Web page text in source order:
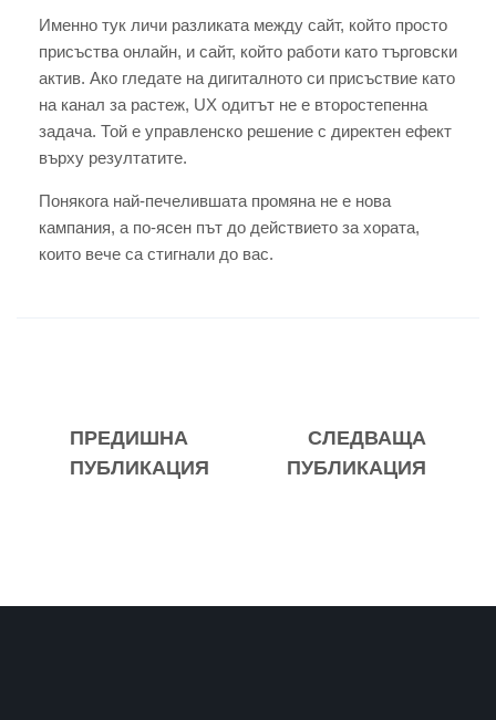
Именно тук личи разликата между сайт, който просто
присъства онлайн, и сайт, който работи като търговски
актив. Ако гледате на дигиталното си присъствие като
на канал за растеж, UX одитът не е второстепенна
задача. Той е управленско решение с директен ефект
върху резултатите.
Понякога най-печелившата промяна не е нова
кампания, а по-ясен път до действието за хората,
които вече са стигнали до вас.
ПРЕДИШНА
ПУБЛИКАЦИЯ
СЛЕДВАЩА
ПУБЛИКАЦИЯ